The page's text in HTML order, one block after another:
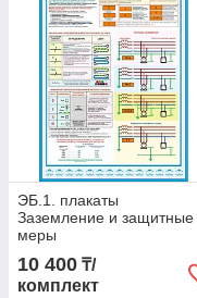
ЭБ.1. плакаты
Заземление и защитные
меры
электробезопасности в
электроустановках до
1000 В, 4 шт
10 400 ₸/
комплект